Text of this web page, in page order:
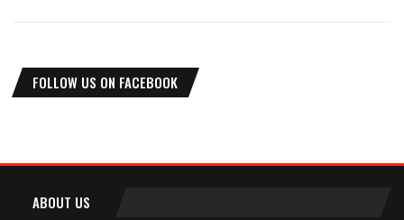
FOLLOW US ON FACEBOOK
ABOUT US